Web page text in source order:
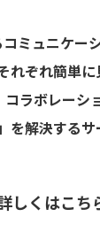
ミュニケ
ぞれ簡単
ラボレーシ
を解決する
しくはこち